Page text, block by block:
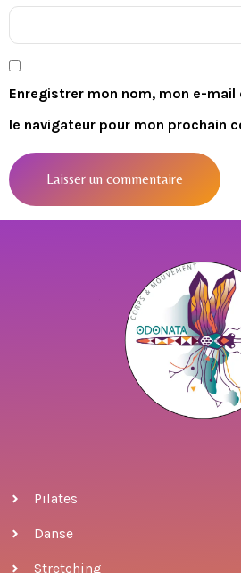
Enregistrer mon nom, mon e-
le navigateur pour mon prochain
Pilates
Danse
Stretching